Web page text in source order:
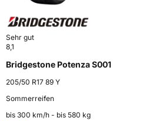
Sehr gut
8,1
Bridgestone Potenza S001
205/50 R17 89 Y
Sommerreifen
bis 300 km⁠/⁠h - bis 580 kg